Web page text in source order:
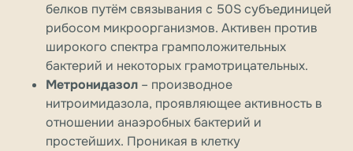
белков путём связывания с 50S субъединицей
рибосом микроорганизмов. Активен против
широкого спектра грамположительных
бактерий и некоторых грамотрицательных.
Метронидазол – производное
нитроимидазола, проявляющее активность в
отношении анаэробных бактерий и
простейших. Проникая в клетку